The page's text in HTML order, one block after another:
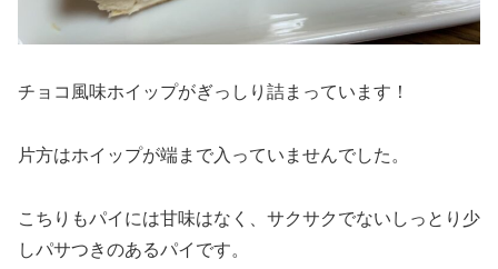
チョコ風味ホイップがぎっしり詰まっています！
片方はホイップが端まで入っていませんでした。
こちりもパイには甘味はなく、サクサクでないしっとり少
しパサつきのあるパイです。